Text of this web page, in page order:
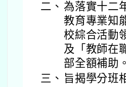
二、 為落實十二
教育專業知
校綜合活動
及「教師在
部全額補助。
三、 旨揭學分班